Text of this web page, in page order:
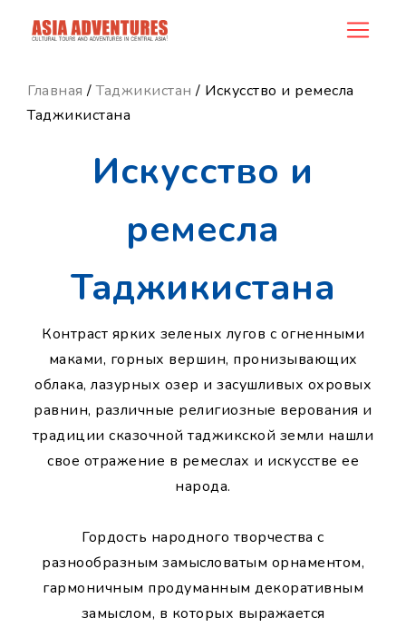
ncategory_id
Главная /Таджикистан / Искусство и ремесла
Таджикистана
Искусство и
ремесла
Таджикистана
Контраст ярких зеленых лугов с огненными
маками, горных вершин, пронизывающих
облака, лазурных озер и засушливых охровых
равнин, различные религиозные верования и
традиции сказочной таджикской земли нашли
свое отражение в ремеслах и искусстве ее
народа.
Гордость народного творчества с
разнообразным замысловатым орнаментом,
гармоничным продуманным декоративным
замыслом, в которых выражается